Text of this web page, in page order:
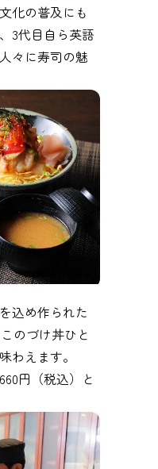
化の普及にも
3代目自ら英語
々に寿司の魅
込め作られた
のづけ丼ひと
わえます。
円（税込）と